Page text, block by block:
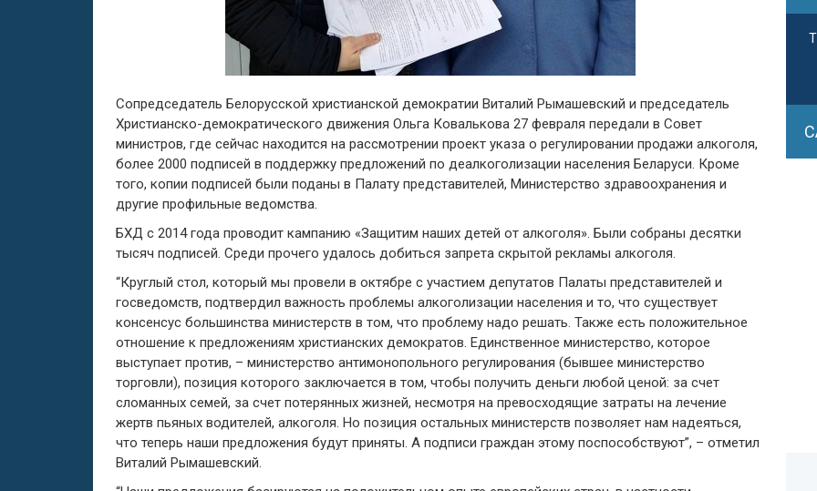
Сопредседатель Белорусской христианской демократии Виталий Рымашевский и председатель
Христианско-демократического движения Ольга Ковалькова 27 февраля передали в Совет
министров, где сейчас находится на рассмотрении проект указа о регулировании продажи алкоголя,
более 2000 подписей в поддержку предложений по деалкоголизации населения Беларуси. Кроме
того, копии подписей были поданы в Палату представителей, Министерство здравоохранения и
другие профильные ведомства.
БХД с 2014 года проводит кампанию «Защитим наших детей от алкоголя». Были собраны десятки
тысяч подписей. Среди прочего удалось добиться запрета скрытой рекламы алкоголя.
“Круглый стол, который мы провели в октябре с участием депутатов Палаты представителей и
госведомств, подтвердил важность проблемы алкоголизации населения и то, что существует
консенсус большинства министерств в том, что проблему надо решать. Также есть положительное
отношение к предложениям христианских демократов. Единственное министерство, которое
выступает против, – министерство антимонопольного регулирования (бывшее министерство
торговли), позиция которого заключается в том, чтобы получить деньги любой ценой: за счет
сломанных семей, за счет потерянных жизней, несмотря на превосходящие затраты на лечение
жертв пьяных водителей, алкоголя. Но позиция остальных министерств позволяет нам надеяться,
что теперь наши предложения будут приняты. А подписи граждан этому поспособствуют”, – отметил
Виталий Рымашевский.